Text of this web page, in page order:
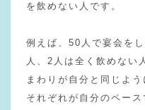
を飲めない人です。
例えば、50人で宴会を
人、2人は全く飲めない
まわりが自分と同じよ
それぞれが自分のペー